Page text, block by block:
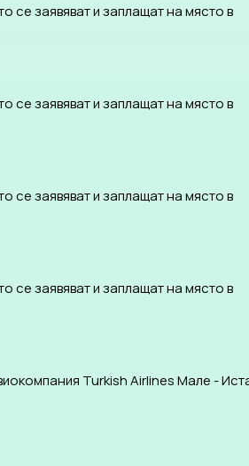
се заявяват и заплащат на място в
се заявяват и заплащат на място в
се заявяват и заплащат на място в
се заявяват и заплащат на място в
Turkish Airlines Мале -